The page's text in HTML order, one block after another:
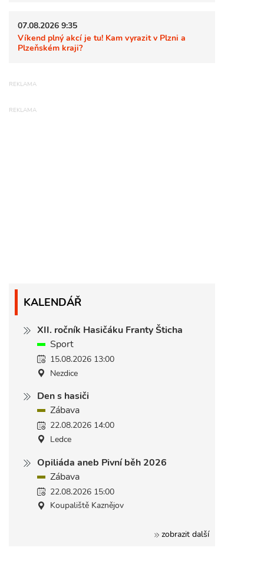
07.08.2026 9:35
Víkend plný akcí je tu! Kam vyrazit v Plzni a
Plzeňském kraji?
KALENDÁŘ
XII. ročník Hasičáku Franty Šticha
Sport
15.08.2026 13:00
Nezdice
Den s hasiči
Zábava
22.08.2026 14:00
Ledce
Opiliáda aneb Pivní běh 2026
Zábava
22.08.2026 15:00
Koupaliště Kaznějov
zobrazit další